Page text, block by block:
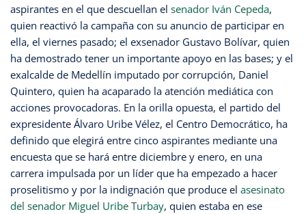
aspirantes en el que descuellan el senador Iván Cepeda,
quien reactivó la campaña con su anuncio de participar en
ella, el viernes pasado; el exsenador Gustavo Bolívar, quien
ha demostrado tener un importante apoyo en las bases; y el
exalcalde de Medellín imputado por corrupción, Daniel
Quintero, quien ha acaparado la atención mediática con
acciones provocadoras. En la orilla opuesta, el partido del
expresidente Álvaro Uribe Vélez, el Centro Democrático, ha
definido que elegirá entre cinco aspirantes mediante una
encuesta que se hará entre diciembre y enero, en una
carrera impulsada por un líder que ha empezado a hacer
proselitismo y por la indignación que produce el asesinato
del senador Miguel Uribe Turbay, quien estaba en ese